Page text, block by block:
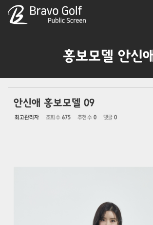
홍보모델 안신애
안신애 홍보모델 09
최고관리자 조회 수 675 추천 수 0 댓글 0